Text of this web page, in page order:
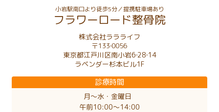
小岩駅南口より徒歩5分／提携駐車場あり
フラワーロード整骨院
株式会社ララライフ
〒133‐0056
東京都江戸川区南小岩6‐28‐14
ラベンダー杉本ビル1F
診療時間
月〜水・金曜日
午前10:00〜14:00